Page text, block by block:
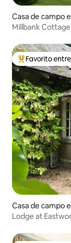
Casa de campo
Millbank
De los mejores
Favorito
Casa de campo
Lodge at